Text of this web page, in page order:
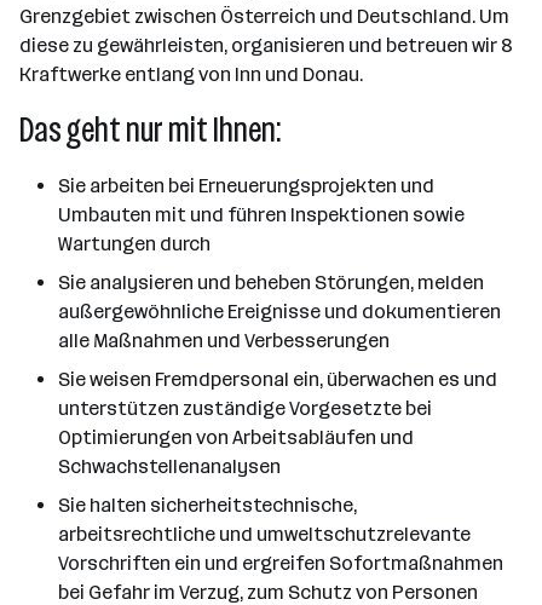
Grenzgebiet zwischen Österreich und Deutschland. Um
diese zu gewährleisten, organisieren und betreuen wir 8
Kraftwerke entlang von Inn und Donau.
Das geht nur mit Ihnen:
Sie arbeiten bei Erneuerungsprojekten und
Umbauten mit und führen Inspektionen sowie
Wartungen durch
Sie analysieren und beheben Störungen, melden
außergewöhnliche Ereignisse und dokumentieren
alle Maßnahmen und Verbesserungen
Sie weisen Fremdpersonal ein, überwachen es und
unterstützen zuständige Vorgesetzte bei
Optimierungen von Arbeitsabläufen und
Schwachstellenanalysen
Sie halten sicherheitstechnische,
arbeitsrechtliche und umweltschutzrelevante
Vorschriften ein und ergreifen Sofortmaßnahmen
bei Gefahr im Verzug, zum Schutz von Personen